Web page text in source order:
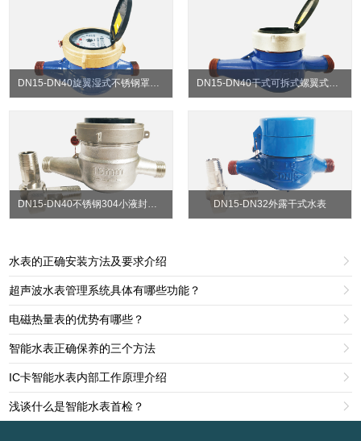
DN15-DN40干式可拆式螺翼式水表
DN15-DN32外露干式水表
水表的正确安装方法及要求介绍 
超声波水表管理系统具体有哪些功能？ 
电磁热量表的优势有哪些？ 
智能水表正确保养的三个方法 
IC卡智能水表内部工作原理介绍 
浅谈什么是智能水表首检？ 